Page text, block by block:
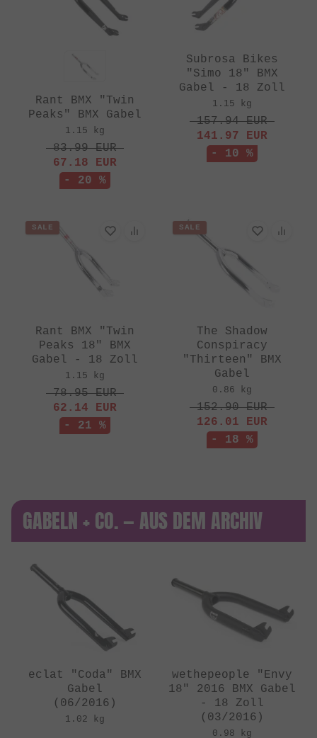
Rant BMX "Twin
Peaks" BMX Gabel
1.15 kg
83.99EUR
67.18 EUR
- 20 %
Subrosa Bikes
"Simo 18" BMX
Gabel - 18 Zoll
1.15 kg
157.94EUR
141.97 EUR
- 10 %
SALE
Rant BMX "Twin
Peaks 18" BMX
Gabel - 18 Zoll
1.15 kg
78.95EUR
62.14 EUR
- 21 %
SALE
The Shadow
Conspiracy
"Thirteen" BMX
Gabel
0.86 kg
152.90EUR
126.01 EUR
- 18 %
GABELN + CO. — AUS DEM ARCHIV
eclat "Coda" BMX
Gabel
(06/2016)
1.02 kg
wethepeople "Envy
18" 2016 BMX Gabel
- 18 Zoll
(03/2016)
0.98 kg